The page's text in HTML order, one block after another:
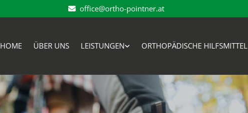
 office@ortho-pointner.at
HOME ÜBER UNS LEISTUNGEN ORTHOPÄDISCHE HILFSMITTEL